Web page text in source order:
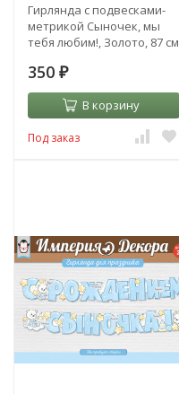
Гирлянда с подвесками-
метрикой Сыночек, мы
тебя любим!, Золото, 87 см
350 ₽
В корзину
Под заказ